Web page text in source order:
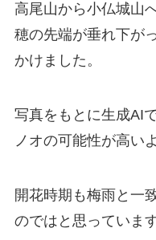
高尾山から小仏城山
穂の先端が垂れ下が
かけました。
写真をもとに生成AI
ノオの可能性が高い
開花時期も梅雨と一
のではと思っています